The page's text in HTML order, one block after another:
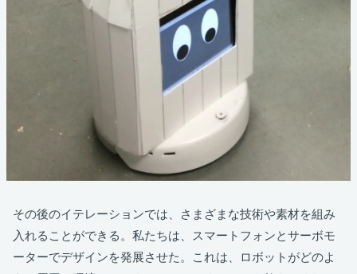
その後のイテレーションでは、さまざまな技術や素材を組み
入れることができる。私たちは、スマートフォンとサーボモ
ーターでデザインを発展させた。これは、ロボットがどのよ